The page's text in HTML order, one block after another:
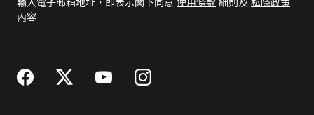
郵
輸入電子郵箱地址，即表示閣下同意 使用條款 細則及 私隱政策
內容